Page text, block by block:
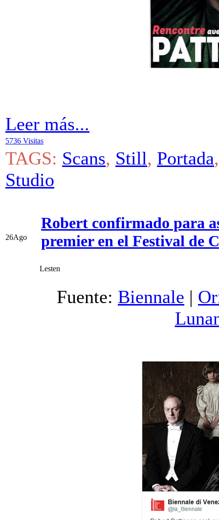
Leer más...
5736 Visitas
TAGS: Scans, Still, Portada
Studio
26Ago
Robert confirmado para
premier en el Festival de
Lesten
Fuente: Biennale |